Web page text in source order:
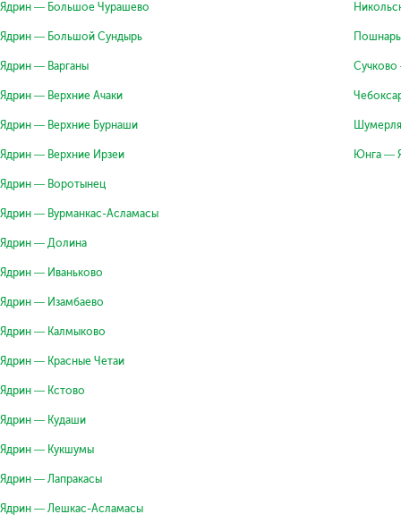
Ядрин — Большое Чурашево
Ядрин — Большой Сундырь
Ядрин — Варганы
Ядрин — Верхние Ачаки
Ядрин — Верхние Бурнаши
Ядрин — Верхние Ирзеи
Ядрин — Воротынец
Ядрин — Вурманкас-Асламасы
Ядрин — Долина
Ядрин — Иваньково
Ядрин — Изамбаево
Ядрин — Калмыково
Ядрин — Красные Четаи
Ядрин — Кстово
Ядрин — Кудаши
Ядрин — Кукшумы
Ядрин — Лапракасы
Ядрин — Лешкас-Асламасы
Юнга —